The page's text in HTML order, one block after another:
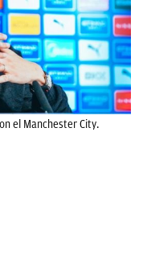
el Manchester City.